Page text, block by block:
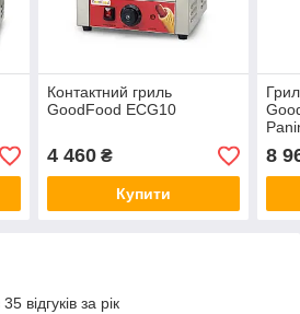
Контактний гриль
GoodFood ECG10
4 460₴
Купити
для
8
відгуків за рік